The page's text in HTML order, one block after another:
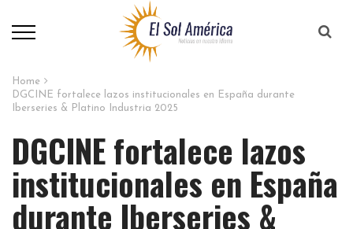
Home
DGCINE fortalece lazos institucionales en España durante
Iberseries & Platino Industria 2025
DGCINE fortalece lazos
institucionales en España
durante Iberseries &